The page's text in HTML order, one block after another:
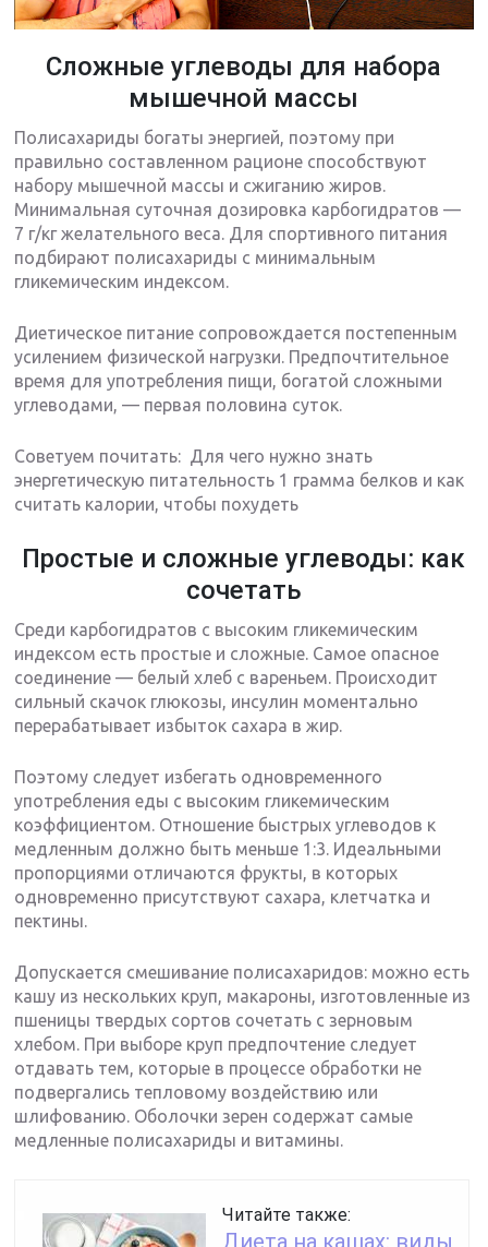
Сложные углеводы для набора
мышечной массы
Полисахариды богаты энергией, поэтому при
правильно составленном рационе способствуют
набору мышечной массы и сжиганию жиров.
Минимальная суточная дозировка карбогидратов —
7 г/кг желательного веса. Для спортивного питания
подбирают полисахариды с минимальным
гликемическим индексом.
Диетическое питание сопровождается постепенным
усилением физической нагрузки. Предпочтительное
время для употребления пищи, богатой сложными
углеводами, — первая половина суток.
Советуем почитать: Для чего нужно знать
энергетическую питательность 1 грамма белков и как
считать калории, чтобы похудеть
Простые и сложные углеводы: как
сочетать
Среди карбогидратов с высоким гликемическим
индексом есть простые и сложные. Самое опасное
соединение — белый хлеб с вареньем. Происходит
сильный скачок глюкозы, инсулин моментально
перерабатывает избыток сахара в жир.
Поэтому следует избегать одновременного
употребления еды с высоким гликемическим
коэффициентом. Отношение быстрых углеводов к
медленным должно быть меньше 1:3. Идеальными
пропорциями отличаются фрукты, в которых
одновременно присутствуют сахара, клетчатка и
пектины.
Допускается смешивание полисахаридов: можно есть
кашу из нескольких круп, макароны, изготовленные из
пшеницы твердых сортов сочетать с зерновым
хлебом. При выборе круп предпочтение следует
отдавать тем, которые в процессе обработки не
подвергались тепловому воздействию или
шлифованию. Оболочки зерен содержат самые
медленные полисахариды и витамины.
Читайте также: